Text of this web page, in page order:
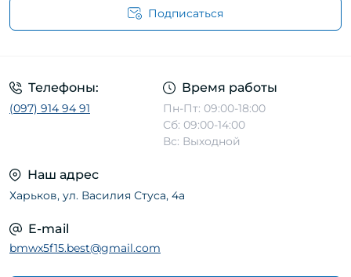
Подписаться
Телефоны:
(097) 914 94 91
Время работы
Пн-Пт: 09:00-18:00
Сб: 09:00-14:00
Вс: Выходной
Наш адрес
Харьков, ул. Василия Стуса, 4а
E-mail
bmwx5f15.best@gmail.com